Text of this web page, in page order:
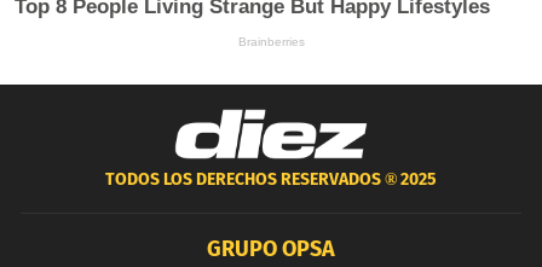
TODOS LOS DERECHOS RESERVADOS ®2025
GRUPO OPSA